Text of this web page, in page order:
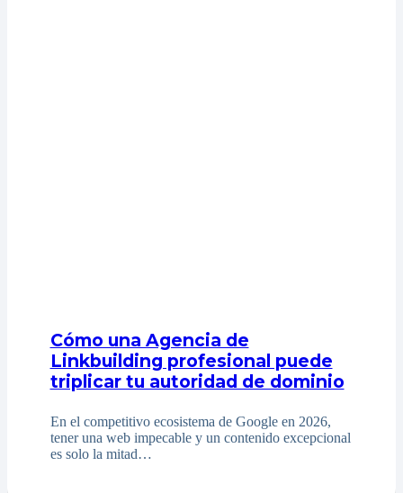
Cómo una Agencia de
Linkbuilding profesional puede
triplicar tu autoridad de dominio
En el competitivo ecosistema de Google en 2026,
tener una web impecable y un contenido excepcional
es solo la mitad…